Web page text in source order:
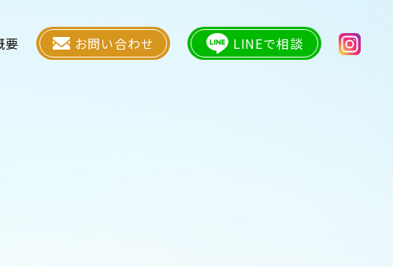
要 お問い合わせ LINEで相談